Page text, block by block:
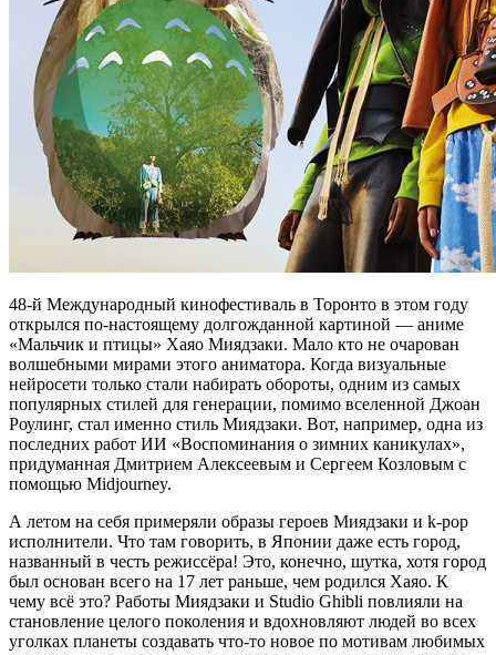
48-й Международный кинофестиваль в Торонто в этом году
открылся по-настоящему долгожданной картиной — аниме
«Мальчик и птицы» Хаяо Миядзаки. Мало кто не очарован
волшебными мирами этого аниматора. Когда визуальные
нейросети только стали набирать обороты, одним из самых
популярных стилей для генерации, помимо вселенной Джоан
Роулинг, стал именно стиль Миядзаки. Вот, например, одна из
последних работ ИИ «Воспоминания о зимних каникулах»,
придуманная Дмитрием Алексеевым и Сергеем Козловым с
помощью Midjourney.
А летом на себя примеряли образы героев Миядзаки и k-pop
исполнители. Что там говорить, в Японии даже есть город,
названный в честь режиссёра! Это, конечно, шутка, хотя город
был основан всего на 17 лет раньше, чем родился Хаяо. К
чему всё это? Работы Миядзаки и Studio Ghibli повлияли на
становление целого поколения и вдохновляют людей во всех
уголках планеты создавать что-то новое по мотивам любимых